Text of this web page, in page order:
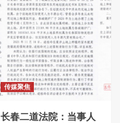
传媒聚焦
长春二道法院：当事人